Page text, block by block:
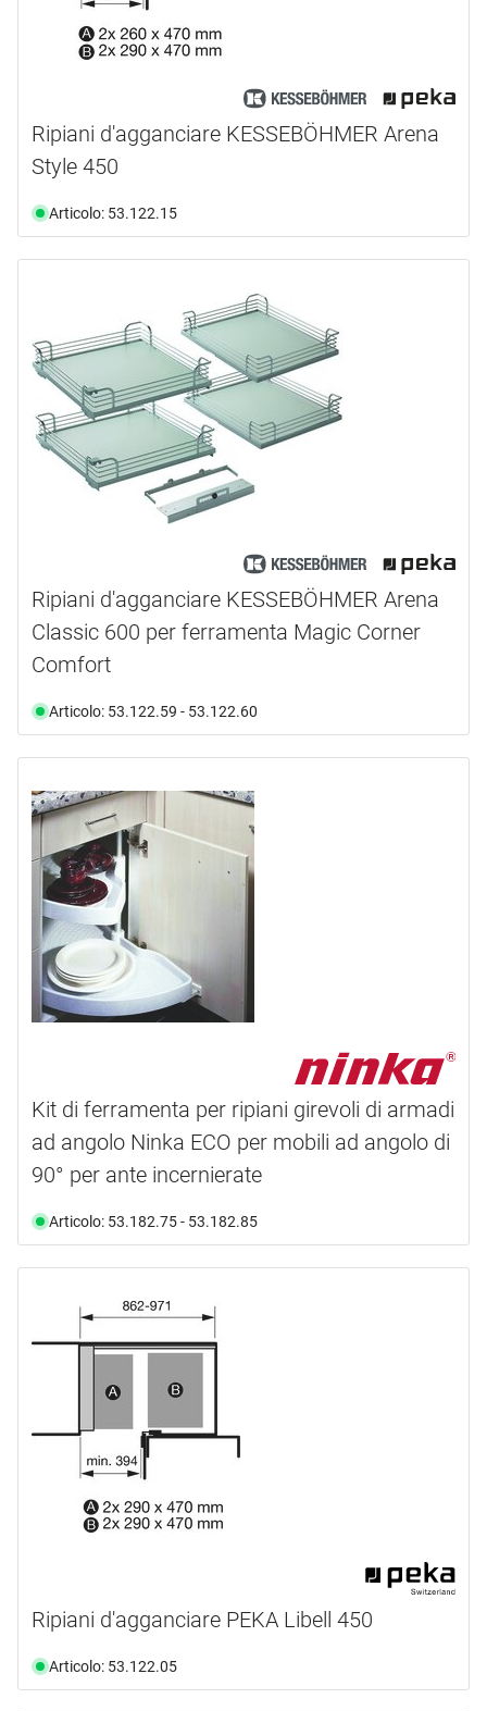
Ripiani d'agganciare KESSEBÖHMER Arena
Style 450
Articolo: 53.122.15
Ripiani d'agganciare KESSEBÖHMER Arena
Classic 600 per ferramenta Magic Corner
Comfort
Articolo: 53.122.59 - 53.122.60
Kit di ferramenta per ripiani girevoli di armadi
ad angolo Ninka ECO per mobili ad angolo di
90° per ante incernierate
Articolo: 53.182.75 - 53.182.85
Ripiani d'agganciare PEKA Libell 450
Articolo: 53.122.05